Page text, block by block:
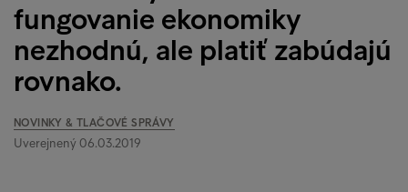
fungovanie ekonomiky
nezhodnú, ale platiť zabúdajú
rovnako.
NOVINKY & TLAČOVÉ SPRÁVY
Uverejnený 06.03.2019